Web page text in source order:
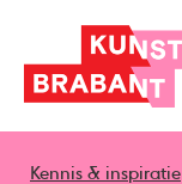
Kennis & inspiratie